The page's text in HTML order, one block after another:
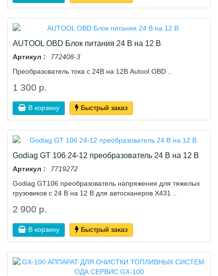
AUTOOL OBD Блок питания 24 В на 12 В
Артикул :
772408-3
Преобразователь тока с 24В на 12В Autool OBD ..
1 300 р.
В корзину Быстрый заказ
Godiag GT 106 24-12 преобразователь 24 В на 12 В
Артикул :
7719272
Godiаg GТ106 пpeoбразоватeль напpяжения для тяжeлых
грузoвиков с 24 B на 12 B для aвтocкaнеров Х431 ..
2 900 р.
В корзину Быстрый заказ